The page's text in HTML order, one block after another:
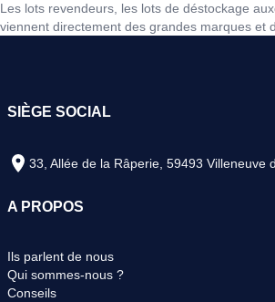
Les lots revendeurs, les lots de déstockage
viennent directement des grandes marques et
SIÈGE SOCIAL
33, Allée de la Râperie, 59493 Villeneuve
A PROPOS
Ils parlent de nous
Qui sommes-nous ?
Conseils